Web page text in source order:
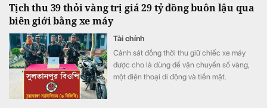
có khả năng mất vốn (nợ nhóm 5) tiếp tục
tăng gần 20%, lên sát 3.900 tỷ đồng.
Tịch thu 39 thỏi vàng trị giá 29 tỷ đồng buôn lậu qua
biên giới bằng xe máy
Tài chính
Cảnh sát đồng thời thu giữ chiếc xe máy
được cho là dùng để vận chuyển số vàng,
một điện thoại di động và tiền mặt.